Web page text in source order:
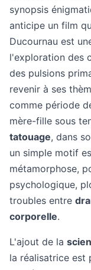
synopsis
anticipe un film
Ducournau est
l'exploration des
des pulsions
revenir à ses
comme période
mère-fille sous
tatouage, dans
un simple motif
métamorphose,
psychologique,
troubles entre
corporelle.
L'ajout de la
la réalisatrice est